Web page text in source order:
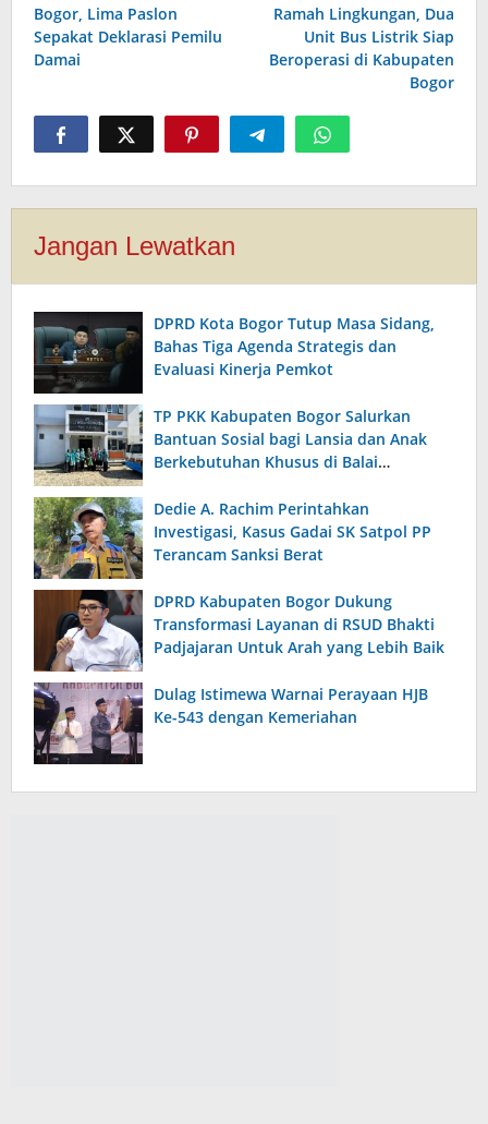
Bogor, Lima Paslon
Sepakat Deklarasi Pemilu
Damai
Ramah Lingkungan, Dua
Unit Bus Listrik Siap
Beroperasi di Kabupaten
Bogor
Jangan Lewatkan
DPRD Kota Bogor Tutup Masa Sidang,
Bahas Tiga Agenda Strategis dan
Evaluasi Kinerja Pemkot
TP PKK Kabupaten Bogor Salurkan
Bantuan Sosial bagi Lansia dan Anak
Berkebutuhan Khusus di Balai
Dedie A. Rachim Perintahkan
Investigasi, Kasus Gadai SK Satpol PP
Terancam Sanksi Berat
DPRD Kabupaten Bogor Dukung
Transformasi Layanan di RSUD Bhakti
Padjajaran Untuk Arah yang Lebih Baik
Dulag Istimewa Warnai Perayaan HJB
Ke-543 dengan Kemeriahan